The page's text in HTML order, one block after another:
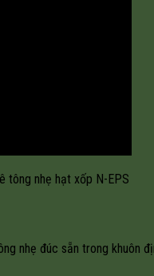
tông nhẹ hạt xốp N-EPS
đúc sẵn trong khuôn